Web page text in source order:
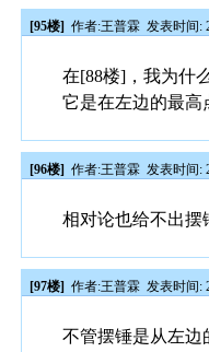
[95楼] 作者:王普霖 发表时间:
在[88楼]，我为什
它是在左边的最高
[96楼] 作者:王普霖 发表时间:
相对论也给不出摆
[97楼] 作者:王普霖 发表时间:
不管摆锤是从左边